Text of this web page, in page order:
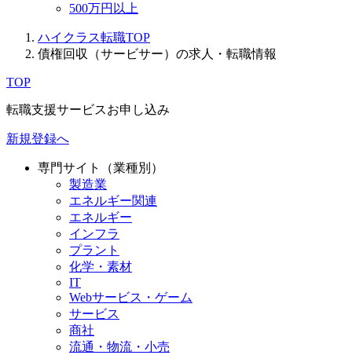
500万円以上
ハイクラス転職TOP
債権回収（サービサー）の求人・転職情報
TOP
転職支援サービスお申し込み
新規登録へ
専門サイト（業種別）
製造業
エネルギー関連
エネルギー
インフラ
プラント
化学・素材
IT
Webサービス・ゲーム
サービス
商社
流通・物流・小売